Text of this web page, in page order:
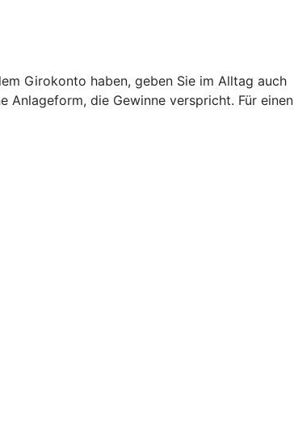
Girokonto haben, geben Sie im Alltag auch
Anlageform, die Gewinne verspricht. Für einen